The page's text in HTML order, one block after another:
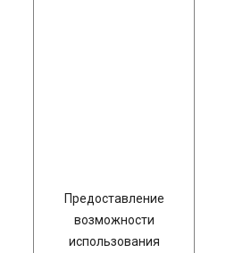
Предоставление
возможности
использования